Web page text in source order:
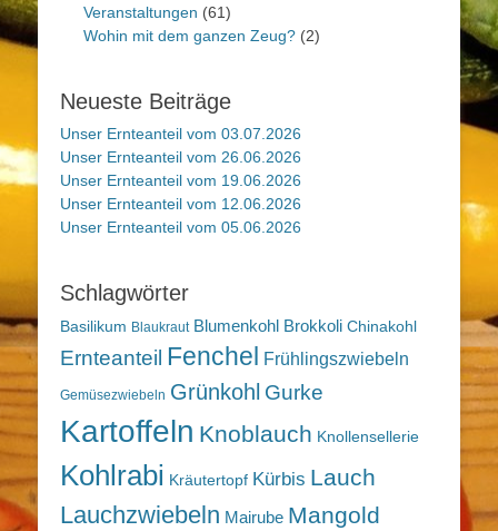
Veranstaltungen (61)
Wohin mit dem ganzen Zeug? (2)
Neueste Beiträge
Unser Ernteanteil vom 03.07.2026
Unser Ernteanteil vom 26.06.2026
Unser Ernteanteil vom 19.06.2026
Unser Ernteanteil vom 12.06.2026
Unser Ernteanteil vom 05.06.2026
Schlagwörter
Basilikum Blaukraut Blumenkohl Brokkoli Chinakohl
Ernteanteil Fenchel Frühlingszwiebeln
Gemüsezwiebeln Grünkohl Gurke
Kartoffeln Knoblauch Knollensellerie
Kohlrabi Kräutertopf Kürbis Lauch
Lauchzwiebeln Mairube Mangold